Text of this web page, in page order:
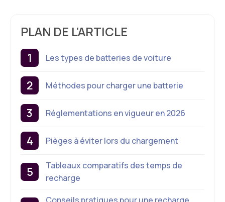
PLAN DE L'ARTICLE
Les types de batteries de voiture
Méthodes pour charger une batterie
Réglementations en vigueur en 2026
Pièges à éviter lors du chargement
Tableaux comparatifs des temps de
recharge